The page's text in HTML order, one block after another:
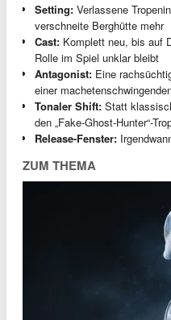
Setting: Verlassene
verschneite Berghütte mehr
Cast: Komplett neu, bis auf
Rolle im Spiel unklar bleibt
Antagonist: Eine
einer
Tonaler Shift: Statt
den „Fake-Ghost-Hunter“-
Release-Fenster:
ZUM THEMA